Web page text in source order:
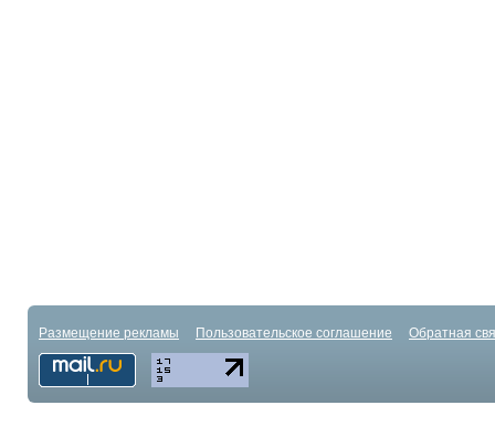
Размещение рекламы Пользовательское соглашение Обратная